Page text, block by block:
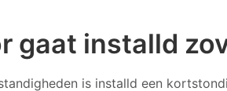
gaat installd
is installd een